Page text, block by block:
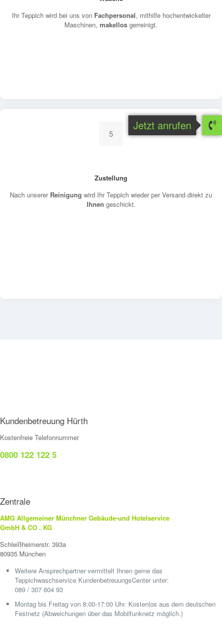
Ihr Teppich wird bei uns von Fachpersonal, mithilfe hochentwickelter
Maschinen, makellos gerreinigt.
5
Zustellung
Nach unserer Reinigung wird Ihr Teppich wieder per Versand direkt zu
Ihnen geschickt.
Kundenbetreuung Hürth
Kostenfreie Telefonnummer
0800 122 122 5
Zentrale
AMG Allgemeiner Münchner Gebäude-und Hotelservice
GmbH & CO . KG
Schleißheimerstr. 393a
80935 München
Weitere Ansprechpartner vermittelt Ihnen gerne das
Teppichwaschservice KundenbetreuungsCenter unter:
089 / 307 604 93
Montag bis Freitag von 8:00-17:00 Uhr. Kostenlos aus dem deutschen
Festnetz (Abweichungen über das Mobilfunknetz möglich.)
Jetzt anrufen